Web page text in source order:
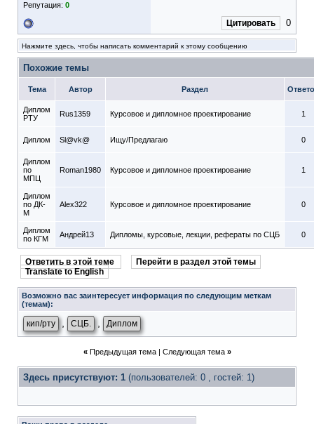
Репутация: 0
Цитировать 0
Нажмите здесь, чтобы написать комментарий к этому сообщению
Похожие темы
Тема Автор Раздел
Диплом
РТУ
Rus1359 Курсовое и дипломное проектирование 1
Диплом Sl@vk@ Ищу/Предлагаю 0
Диплом
по
МПЦ
Roman1980 Курсовое и дипломное проектирование 1
Диплом
по ДК-
М
Alex322 Курсовое и дипломное проектирование 0
Диплом
по КГМ
Андрей13 Дипломы, курсовые, лекции, рефераты по СЦБ 0
Ответить в этой теме
Перейти в раздел этой темы
Translate to English
Возможно вас заинтересует информация по следующим меткам
(темам):
кип/рту СЦБ. Диплом
« Предыдущая тема| Следующая тема »
Здесь присутствуют: 1 (пользователей: 0 , гостей: 1)